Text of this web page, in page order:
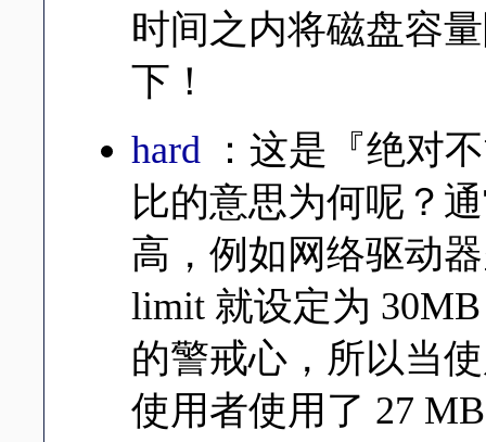
时间之内将磁盘容
下！
hard
：这是『绝对
比的意思为何呢？
高，例如网络驱动
limit 就设定为
的警戒心，所以当
使用者使用了 27